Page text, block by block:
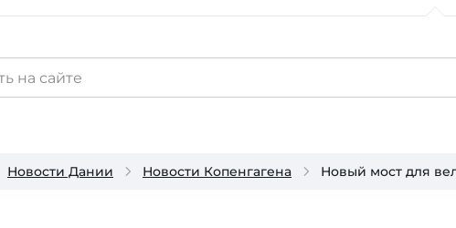
Новости Дании Новости Копенгагена Новый мост для